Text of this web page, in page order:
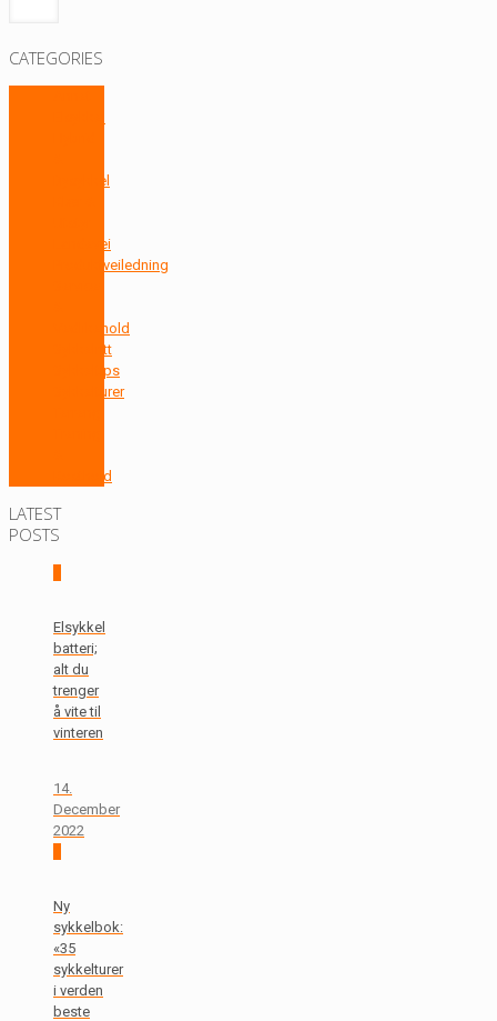
CATEGORIES
Bysykkel
Landevei
Produktveiledning
Vedlikehold
Sykkelritt
Sykkeltips
Sykkelturer
Kosthold
LATEST
POSTS
Elsykkel
batteri;
alt du
trenger
å vite til
vinteren
14.
December
2022
Ny
sykkelbok:
«35
sykkelturer
i verden
beste